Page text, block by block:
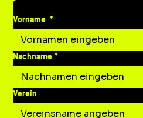
DEINE MITTEILUNG AN UNS
Vorname *
Nachname *
Verein